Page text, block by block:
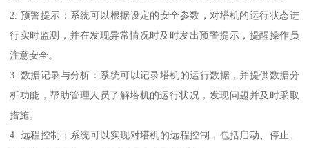
2. 预警提示：系统可以根据设定的安全参数，对塔机的运行状态进
行实时监测，并在发现异常情况时及时发出预警提示，提醒操作员
注意安全。
3. 数据记录与分析：系统可以记录塔机的运行数据，并提供数据分
析功能，帮助管理人员了解塔机的运行状况，发现问题并及时采取
措施。
4. 远程控制：系统可以实现对塔机的远程控制，包括启动、停止、